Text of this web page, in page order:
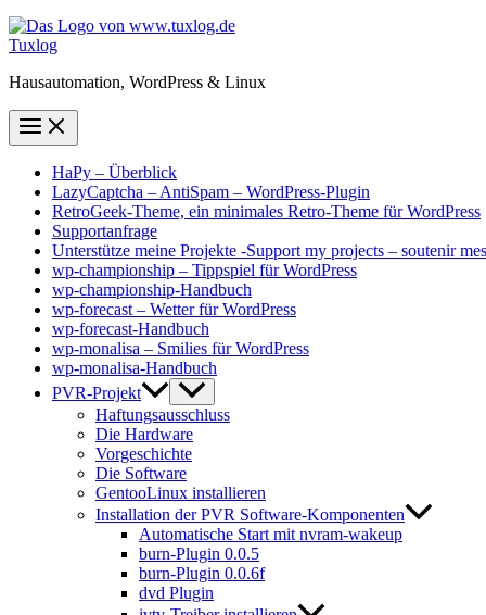
Tuxlog
Hausautomation, WordPress & Linux
HaPy – Überblick
LazyCaptcha – AntiSpam – WordPress-Plugin
RetroGeek-Theme, ein minimales Retro-Theme für WordPress
Supportanfrage
Unterstütze meine Projekte -Support my projects – soutenir
wp-championship – Tippspiel für WordPress
wp-championship-Handbuch
wp-forecast – Wetter für WordPress
wp-forecast-Handbuch
wp-monalisa – Smilies für WordPress
wp-monalisa-Handbuch
PVR-Projekt
Haftungsausschluss
Die Hardware
Vorgeschichte
Die Software
GentooLinux installieren
Installation der PVR Software-Komponenten
Automatische Start mit nvram-wakeup
burn-Plugin 0.0.5
burn-Plugin 0.0.6f
dvd Plugin